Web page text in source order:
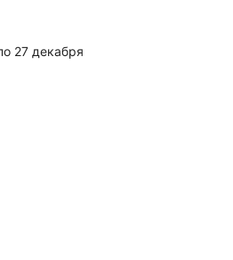
27 декабря